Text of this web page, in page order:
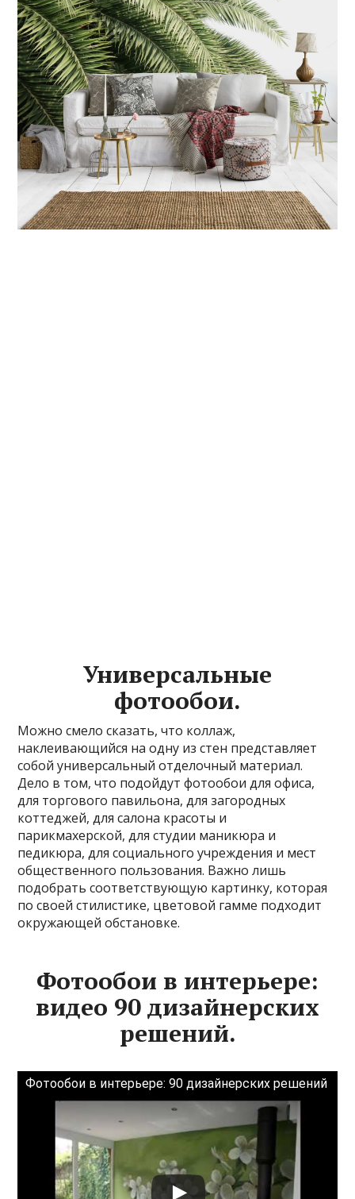
Универсальные
фотообои.
Можно смело сказать, что коллаж,
наклеивающийся на одну из стен представляет
собой универсальный отделочный материал.
Дело в том, что подойдут фотообои для офиса,
для торгового павильона, для загородных
коттеджей, для салона красоты и
парикмахерской, для студии маникюра и
педикюра, для социального учреждения и мест
общественного пользования. Важно лишь
подобрать соответствующую картинку, которая
по своей стилистике, цветовой гамме подходит
окружающей обстановке.
Фотообои в интерьере:
видео 90 дизайнерских
решений.
Фотообои в интерьере: 90 дизайнерских решений